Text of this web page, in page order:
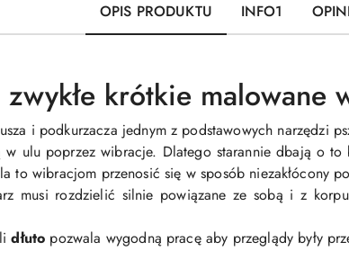
OPIS PRODUKTU INFO1
zwykłe krótkie malowane
i podkurzacza jednym z podstawowych narzędzi
w ulu poprzez wibracje. Dlatego starannie dbają o
to wibracjom przenosić się w sposób niezakłócony
musi rozdzielić silnie powiązane ze sobą i z
dłuto pozwala wygodną pracę aby przeglądy były